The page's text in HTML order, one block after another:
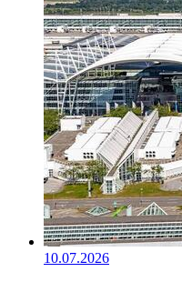
10.07.2026